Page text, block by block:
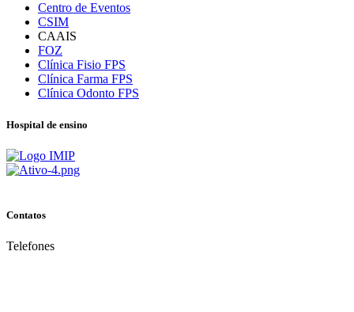
Centro de Eventos
CSIM
CAAIS
FOZ
Clínica Fisio FPS
Clínica Farma FPS
Clínica Odonto FPS
Hospital de ensino
Contatos
Telefones